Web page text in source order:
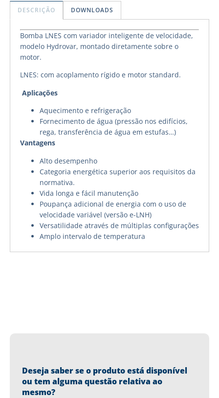
DESCRIÇÃO DOWNLOADS
Bomba LNES com variador inteligente de velocidade,
modelo Hydrovar, montado diretamente sobre o
motor.
LNES: com acoplamento rígido e motor standard.
Aplicações
Aquecimento e refrigeração
Fornecimento de água (pressão nos edifícios,
rega, transferência de água em estufas…)
Vantagens
Alto desempenho
Categoria energética superior aos requisitos da
normativa.
Vida longa e fácil manutenção
Poupança adicional de energia com o uso de
velocidade variável (versão e-LNH)
Versatilidade através de múltiplas configurações
Amplo intervalo de temperatura
Deseja saber se o produto está disponível
ou tem alguma questão relativa ao
mesmo?